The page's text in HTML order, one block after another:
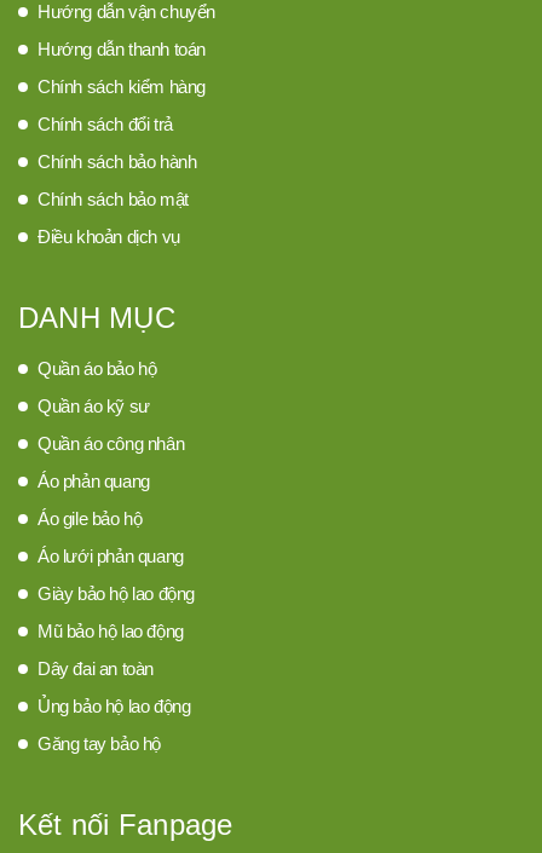
Hướng dẫn vận chuyển
Hướng dẫn thanh toán
Chính sách kiểm hàng
Chính sách đổi trả
Chính sách bảo hành
Chính sách bảo mật
Điều khoản dịch vụ
DANH MỤC
Quần áo bảo hộ
Quần áo kỹ sư
Quần áo công nhân
Áo phản quang
Áo gile bảo hộ
Áo lưới phản quang
Giày bảo hộ lao động
Mũ bảo hộ lao động
Dây đai an toàn
Ủng bảo hộ lao động
Găng tay bảo hộ
Kết nối Fanpage